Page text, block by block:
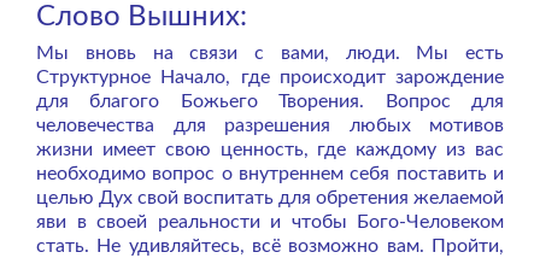
Слово Вышних:
Мы вновь на связи с вами, люди. Мы есть
Структурное Начало, где происходит зарождение
для благого Божьего Творения. Вопрос для
человечества для разрешения любых мотивов
жизни имеет свою ценность, где каждому из вас
необходимо вопрос о внутреннем себя поставить и
целью Дух свой воспитать для обретения желаемой
яви в своей реальности и чтобы Бого-Человеком
стать. Не удивляйтесь, всё возможно вам. Пройти,